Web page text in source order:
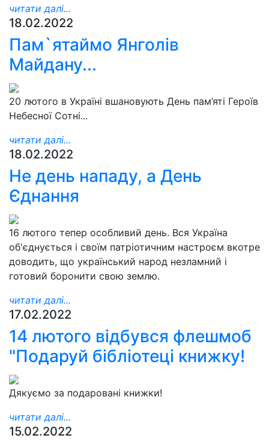
читати далі...
18.02.2022
Пам`ятаймо Янголів
Майдану...
20 лютого в Україні вшановують День пам’яті Героїв
Небесної Сотні...
читати далі...
18.02.2022
Не день нападу, а День
Єднання
16 лютого тепер особливий день. Вся Україна
об'єднується і своїм патріотичним настроєм вкотре
доводить, що український народ незламний і
готовий боронити свою землю.
читати далі...
17.02.2022
14 лютого відбувся флешмоб
"Подаруй бібліотеці книжку!
Дякуємо за подаровані книжки!
читати далі...
15.02.2022